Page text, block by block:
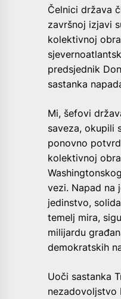
Čelnici država
završnoj izjavi
kolektivnoj
predsjednik
sastanka
Mi, šefovi
saveza, okupili
ponovno
kolektivnoj
vezi. Napad na
jedinstvo,
temelj mira,
milijardu
demokratskih
Uoči sastanka
nezadovoljstvo